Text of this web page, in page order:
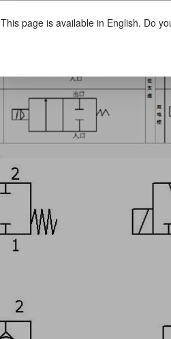
This page is available in English. Do